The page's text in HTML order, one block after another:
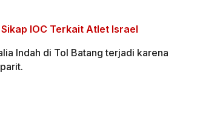
IOC Terkait Atlet Israel
Indah di Tol Batang terjadi karena